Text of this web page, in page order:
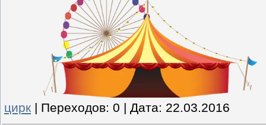
цирк Переходов: 0 Дата: 22.03.2016